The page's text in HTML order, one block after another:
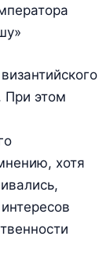
При этом
хотя